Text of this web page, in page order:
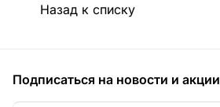
Назад к списку
Подписаться на новости и акции